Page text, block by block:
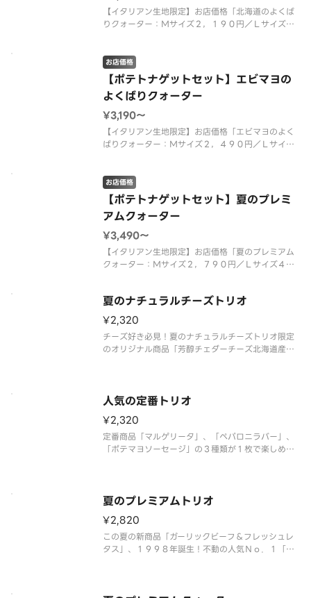
【イタリアン生地限定】お店価格「北海道のよくば
りクォーター：Ｍサイズ２，１９０円／Ｌサイズ
ナゲット４個入（マスタードソース）：３００円」
を組み合わせた特別なセット商品で
【ポテトナゲットセット】エビマヨの
よくばりクォーター
お店価格
¥3,190〜
【イタリアン生地限定】お店価格「エビマヨのよく
ばりクォーター：Ｍサイズ２，４９０円／Ｌサイズ
ナゲット４個入（マスタードソース）：３００円」
を組み合わせた特別なセット商品
【ポテトナゲットセット】夏のプレミ
アムクォーター
お店価格
¥3,490〜
【イタリアン生地限定】お店価格「夏のプレミアム
クォーター：Ｍサイズ２，７９０円／Ｌサイズ４，
ット４個入（マスタードソース）：３００円」を組
み合わせた特別なセット商品です
夏のナチュラルチーズトリオ
¥2,320
チーズ好き必見！夏のナチュラルチーズトリオ限定
のオリジナル商品「芳醇チェダーチーズ北海道産ス
３種類のピザが１度で楽しめる特
人気の定番トリオ
¥2,320
定番商品「マルゲリータ」、「ペパロニラバー」、
「ポテマヨソーセージ」の３種類が１枚で楽しめる
マッシュルーム・パルメザンチー
夏のプレミアムトリオ
¥2,820
この夏の新商品「ガーリックビーフ＆フレッシュレ
タス」、１９９８年誕生！不動の人気Ｎｏ．１「テ